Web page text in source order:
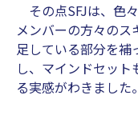
その点SFJは、色
メンバーの方々の
足している部分を補
し、マインドセッ
る実感がわきました。